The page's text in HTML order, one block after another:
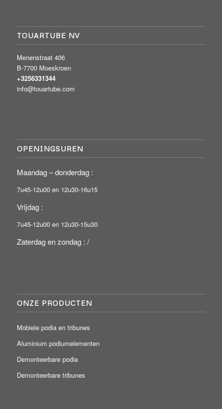
TOUARTUBE NV
Menenstraat 406
B-7700 Moeskroen
+3256331344
info@touartube.com
OPENINGSUREN
Maandag – donderdag :
7u45-12u00 en 12u30-16u15
Vrijdag :
7u45-12u00 en 12u30-15u30
Zaterdag en zondag : /
ONZE PRODUCTEN
Mobiele podia en tribunes
Aluminium podiumelementen
Demonteerbare podia
Demonteerbare tribunes